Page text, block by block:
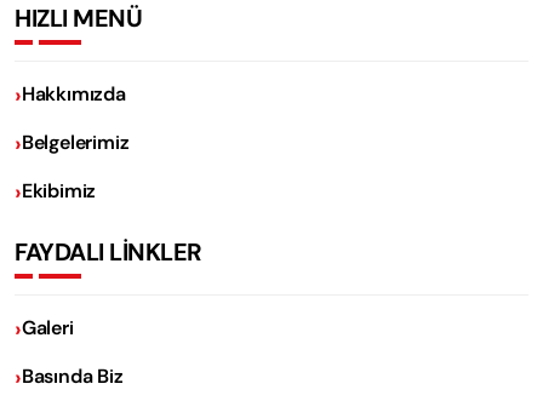
HIZLI MENÜ
Hakkımızda
Belgelerimiz
Ekibimiz
FAYDALI LİNKLER
Galeri
Basında Biz